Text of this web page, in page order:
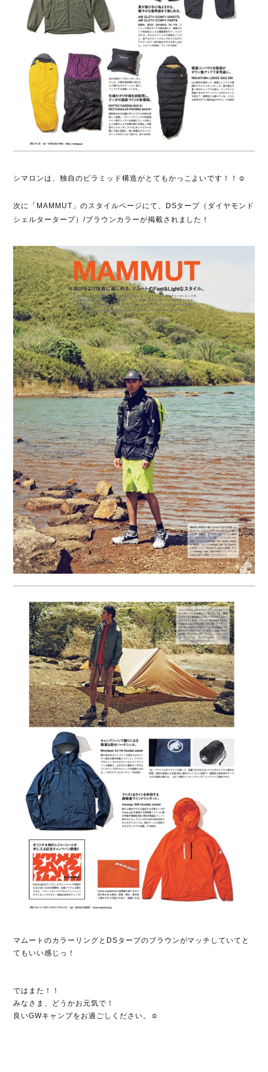
シマロンは、独自のピラミッド構造がとてもかっこよいです！！☺
次に「 MAMMUT 」のスタイルページにて、DSタープ（ダイヤモンド
シェルタータープ）/ブラウンカラーが掲載されました！
マムートのカラーリングとDSタープのブラウンがマッチしていてと
てもいい感じっ！
ではまた！！
みなさま、どうかお元気で！
良いGWキャンプをお過ごしください。☺